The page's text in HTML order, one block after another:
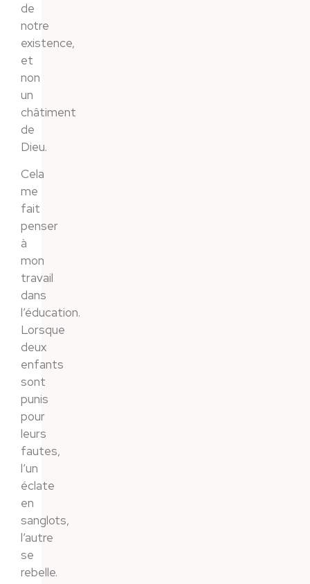
de
notre
existence,
et
non
un
châtiment
de
Dieu.
Cela
me
fait
penser
à
mon
travail
dans
l’éducation.
Lorsque
deux
enfants
sont
punis
pour
leurs
fautes,
l’un
éclate
en
sanglots,
l’autre
se
rebelle.